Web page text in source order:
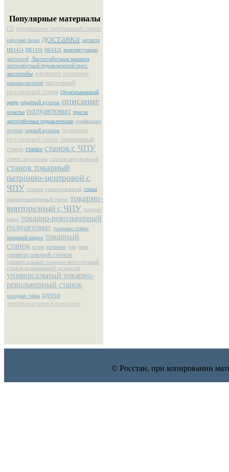
Популярные материалы
CU вертикально сверлильный станок
гибочная балка доставка запчасти
ИБ1424 ИБ1426 ИБ1428 комплектующие
листогиб Листогибочная машина
листогибочный гидравлический пресс
листогибы магнитное основание
машина-листогиб настольный
сверлильный станок Обрабатывающий
центр обратный кулачок описание
оснастка полуавтомат прессы
листогибочные гидравлические профильное
точение прямой кулачок радиально
сверлильный станок сверлильный
станок станки станок с ЧПУ
станок сверлильны станок сверлильный
станок токарный
патронно-центровой с
ЧПУ станок универсальный статьи
токарно-винторезный станок токарно-
винторезный с ЧПУ токарно-
револ токарно-револьверный
полуавтомат токарные станки
токарный патрон токарный
станок точен точение уни унив
универсальный станок
универсальный токарно-винторезный
станок повышенной точности
универсальный токарно-
револьверный станок
холодная гибка цена
электромагнитное основание
© Росстан, при копировании